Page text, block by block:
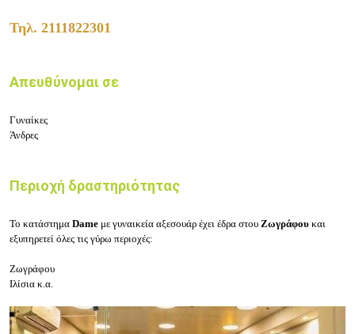
Τηλ. 2111822301
Απευθύνομαι σε
Γυναίκες
Άνδρες
Περιοχή δραστηριότητας
Το κατάστημα Dame με γυναικεία αξεσουάρ έχει έδρα στου Ζωγράφου και
εξυπηρετεί όλες τις γύρω περιοχές:
Ζωγράφου
Ιλίσια κ.α.